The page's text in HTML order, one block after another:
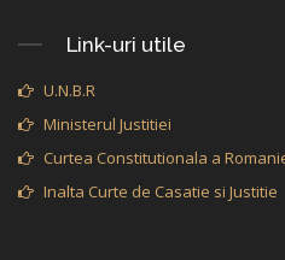
Link-uri utile
U.N.B.R
Ministerul Justitiei
Curtea Constitutionala a
Inalta Curte de Casatie si Justitie